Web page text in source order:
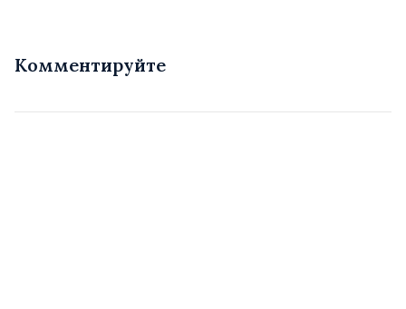
Комментируйте